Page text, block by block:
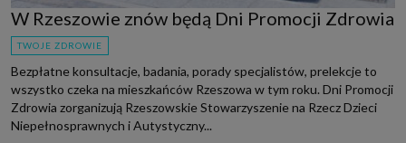
W Rzeszowie znów będą Dni Promocji Zdrowia
TWOJE ZDROWIE
Bezpłatne konsultacje, badania, porady specjalistów, prelekcje to
wszystko czeka na mieszkańców Rzeszowa w tym roku. Dni Promocji
Zdrowia zorganizują Rzeszowskie Stowarzyszenie na Rzecz Dzieci
Niepełnosprawnych i Autystyczny...